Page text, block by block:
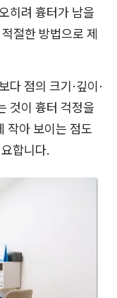
히려 흉터가 남을
절한 방법으로 제
다 점의 크기·깊이·
것이 흉터 걱정을
작아 보이는 점도
합니다.